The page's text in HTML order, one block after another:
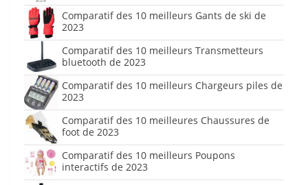
Comparatif des 10 meilleurs Gants de ski de
2023
Comparatif des 10 meilleurs Transmetteurs
bluetooth de 2023
Comparatif des 10 meilleurs Chargeurs piles de
2023
Comparatif des 10 meilleures Chaussures de
foot de 2023
Comparatif des 10 meilleurs Poupons
interactifs de 2023